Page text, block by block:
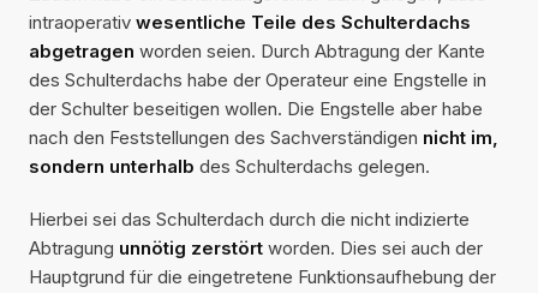
intraoperativ wesentliche Teile des Schulterdachs
abgetragen worden seien. Durch Abtragung der Kante
des Schulterdachs habe der Operateur eine Engstelle in
der Schulter beseitigen wollen. Die Engstelle aber habe
nach den Feststellungen des Sachverständigen nicht im,
sondern unterhalb des Schulterdachs gelegen.
Hierbei sei das Schulterdach durch die nicht indizierte
Abtragung unnötig zerstört worden. Dies sei auch der
Hauptgrund für die eingetretene Funktionsaufhebung der